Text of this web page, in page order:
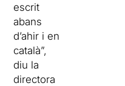
escrit
abans
d’ahir i en
català”,
diu la
directora